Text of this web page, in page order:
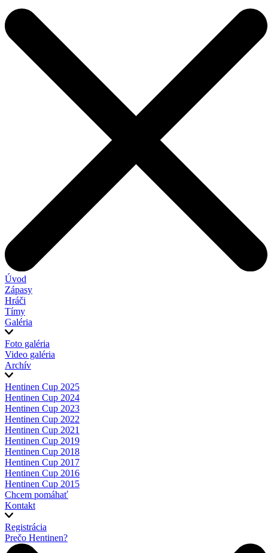
Úvod
Zápasy
Hráči
Tímy
Galéria
Foto galéria
Video galéria
Archív
Hentinen Cup 2025
Hentinen Cup 2024
Hentinen Cup 2023
Hentinen Cup 2022
Hentinen Cup 2021
Hentinen Cup 2019
Hentinen Cup 2018
Hentinen Cup 2017
Hentinen Cup 2016
Hentinen Cup 2015
Chcem pomáhať
Kontakt
Registrácia
Prečo Hentinen?